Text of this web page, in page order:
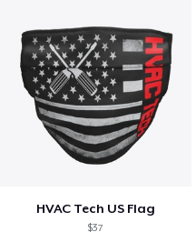
HVAC Tech US Flag
$37